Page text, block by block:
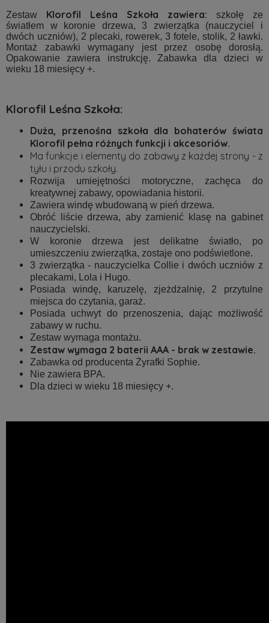
Zestaw Klorofil Leśna Szkoła zawiera: szkołę ze
światłem w koronie drzewa, 3 zwierzątka (nauczyciel i
dwóch uczniów), 2 plecaki, rowerek, 3 fotele, stolik, 2 ławki.
Montaż zabawki wymagany jest przez osobę dorosłą.
Opakowanie zawiera instrukcję. Zabawka dla dzieci w
wieku 18 miesięcy +.
Klorofil Leśna Szkoła:
Duża, przenośna szkoła dla bohaterów świata
Klorofil pełna różnych funkcji i akcesoriów.
Ma funkcje i elementy do zabawy z każdej strony - z
tyłu i przodu szkoły.
Rozwija umiejętności motoryczne, zachęca do
kreatywnej zabawy, opowiadania historii.
Zawiera windę wbudowaną w pień drzewa.
Obróć liście drzewa, aby zamienić klasę na gabinet
nauczycielski.
W koronie drzewa jest delikatne światło, po
umieszczeniu zwierzątka, zostaje ono podświetlone.
3 zwierzątka - nauczycielka Collie i dwóch uczniów z
plecakami, Lola i Hugo.
Posiada windę, karuzelę, zjeżdżalnię, 2 przytulne
miejsca do czytania, garaż.
Posiada uchwyt do przenoszenia, dając możliwość
zabawy w ruchu.
Zestaw wymaga montażu.
Zestaw wymaga 2 baterii AAA - brak w zestawie.
Zabawka od producenta Żyrafki Sophie.
Nie zawiera BPA.
Dla dzieci w wieku 18 miesięcy +.